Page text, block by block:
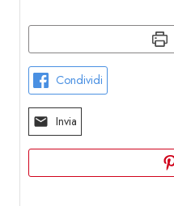
Condividi
Invia